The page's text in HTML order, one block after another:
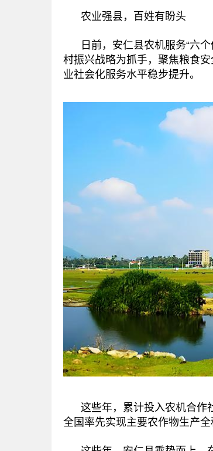
农业强县，百姓有盼头
日前，安仁县农机服务“六个
村振兴战略为抓手，聚焦粮食
业社会化服务水平稳步提升。
这些年，累计投入农机合作
全国率先实现主要农作物生产